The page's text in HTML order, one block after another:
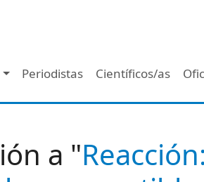
principal -
Periodistas Científicos/as
a "